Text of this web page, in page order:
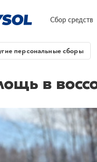
Сбор средств
персональные сборы
в